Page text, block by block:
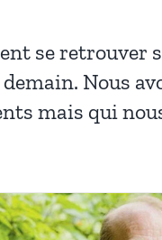
se
Nous
mais qui